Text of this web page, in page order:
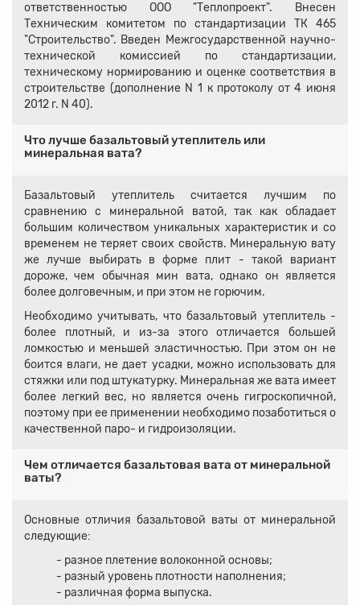
ответственностью ООО "Теплопроект". Внесен
Техническим комитетом по стандартизации ТК 465
"Строительство". Введен Межгосударственной научно-
технической комиссией по стандартизации,
техническому нормированию и оценке соответствия в
строительстве (дополнение N 1 к протоколу от 4 июня
2012 г. N 40).
Что лучше базальтовый утеплитель или
минеральная вата?
Базальтовый утеплитель считается лучшим по
сравнению с минеральной ватой, так как обладает
большим количеством уникальных характеристик и со
временем не теряет своих свойств. Минеральную вату
же лучше выбирать в форме плит - такой вариант
дороже, чем обычная мин вата, однако он является
более долговечным, и при этом не горючим.
Необходимо учитывать, что базальтовый утеплитель -
более плотный, и из-за этого отличается большей
ломкостью и меньшей эластичностью. При этом он не
боится влаги, не дает усадки, можно использовать для
стяжки или под штукатурку. Минеральная же вата имеет
более легкий вес, но является очень гигроскопичной,
поэтому при ее применении необходимо позаботиться о
качественной паро- и гидроизоляции.
Чем отличается базальтовая вата от минеральной
ваты?
Основные отличия базальтовой ваты от минеральной
следующие:
- разное плетение волоконной основы;
- разный уровень плотности наполнения;
- различная форма выпуска.